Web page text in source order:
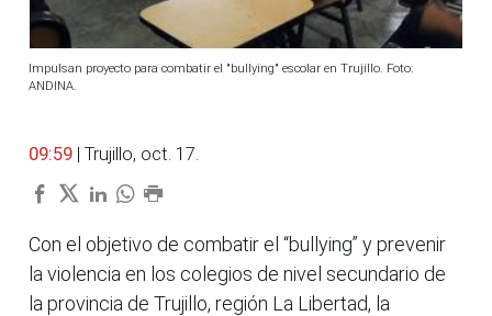
Impulsan proyecto para combatir el "bullying" escolar en Trujillo. Foto:
ANDINA.
09:59 | Trujillo, oct. 17.
Con el objetivo de combatir el “bullying” y prevenir
la violencia en los colegios de nivel secundario de
la provincia de Trujillo, región La Libertad, la